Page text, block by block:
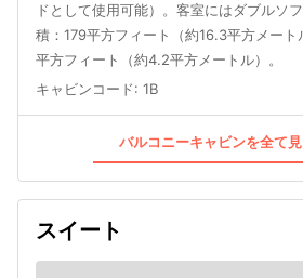
ドとして使用可能）。客室にはダブルソ
積：179平方フィート（約16.3平方メー
平方フィート（約4.2平方メートル）。
キャビンコード: 1B
バルコニーキャビンを全て
スイート